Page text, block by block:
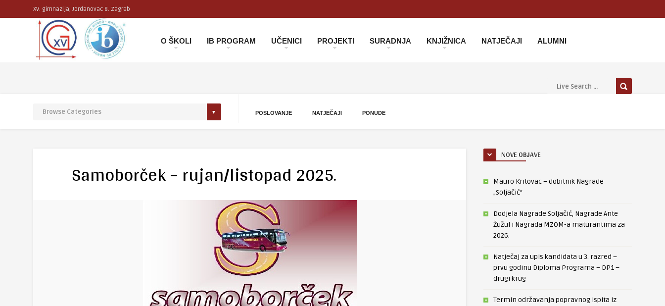
XV. gimnazija, Jordanovac 8. Zagreb
O ŠKOLI IB PROGRAM UČENICI PROJEKTI SURADNJA KNJIŽNICA NATJEČAJI ALUMNI
POSLOVANJE NATJEČAJI PONUDE
Samoborček – rujan/listopad 2025.
NOVE OBJAVE
Mauro Kritovac – dobitnik Nagrade
„Soljačić“
Dodjela Nagrade Soljačić, Nagrade Ante
Žužul i Nagrada MZOM-a maturantima za
2026.
Natječaj za upis kandidata u 3. razred –
prvu godinu Diploma Programa – DP1 –
drugi krug
Termin održavanja popravnog ispita iz